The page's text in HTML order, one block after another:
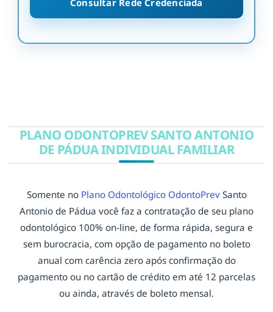
Consultar Rede Credenciada
PLANO ODONTOPREV SANTO ANTONIO
DE PÁDUA INDIVIDUAL FAMILIAR
Somente no Plano Odontológico OdontoPrevSanto
Antonio de Pádua você faz a contratação de seu plano
odontológico 100% on-line, de forma rápida, segura e
sem burocracia, com opção de pagamento no boleto
anual com carência zero após confirmação do
pagamento ou no cartão de crédito em até 12 parcelas
ou ainda, através de boleto mensal.